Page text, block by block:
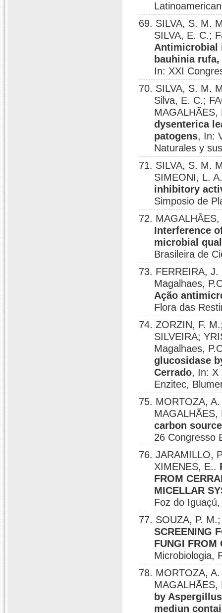
69. SILVA, S. M.
SILVA, E. C.;
Antimicrobial
bauhinia
In: XXI
70. SILVA, S. M.
Silva, E. C.;
dysenterica
patogens, In:
Naturales y
71. SILVA, S. M.
SIMEONI, L.
inhibitory
Simposio de
72.
Interference
microbial
Brasileira de
73. FERREIRA,
Magalhaes,
Ação
Flora das
74. ZORZIN, F.
SILVEIRA;
Magalhaes,
glucosidase
Cerrado, In: X
Enzitec,
75. MORTOZA,
carbon
26 Congresso
76. JARAMILLO,
XIMENES, E..
FROM
MICELLAR
Foz do
77. SOUZA, P.
SCREENING
FUNGI FROM
Microbiologia,
78. MORTOZA,
by
mediun